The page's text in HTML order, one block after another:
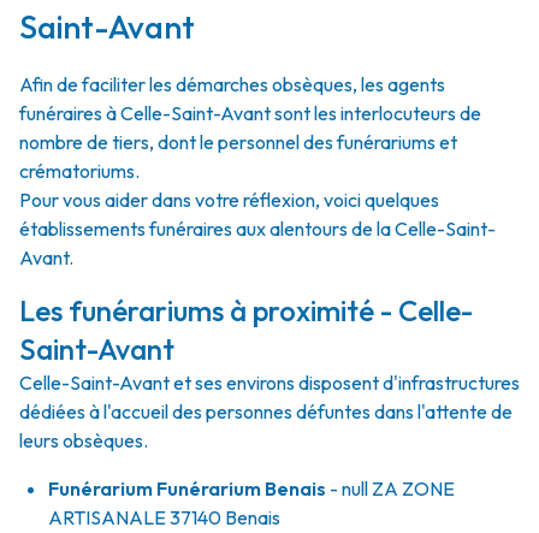
Saint-Avant
Afin de faciliter les démarches obsèques, les agents
funéraires à Celle-Saint-Avant sont les interlocuteurs de
nombre de tiers, dont le personnel des funérariums et
crématoriums.
Pour vous aider dans votre réflexion, voici quelques
établissements funéraires aux alentours de la Celle-Saint-
Avant.
Les funérariums à proximité - Celle-
Saint-Avant
Celle-Saint-Avant et ses environs disposent d'infrastructures
dédiées à l'accueil des personnes défuntes dans l'attente de
leurs obsèques.
Funérarium Funérarium Benais - null ZA ZONE
ARTISANALE37140 Benais